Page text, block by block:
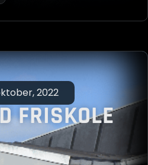
2022
FRISKOLE